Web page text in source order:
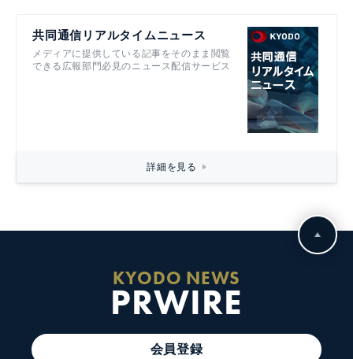
共同通信リアルタイムニュース
メディアに提供している記事をそのまま閲覧
できる広報部門必見のニュース配信サービス
詳細を見る
KYODO NEWS
PRWIRE
会員登録